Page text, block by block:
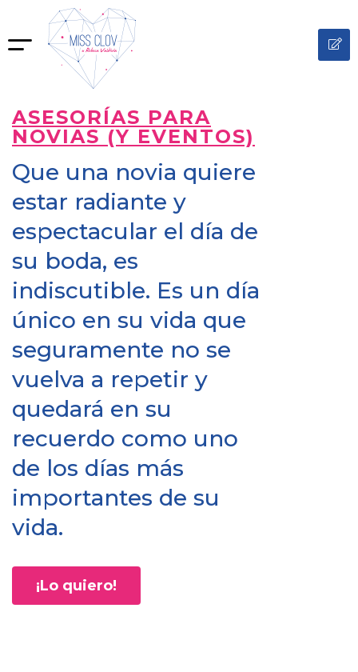
ASESORÍAS PARA
NOVIAS (Y EVENTOS)
Que una novia quiere
estar radiante y
espectacular el día de
su boda, es
indiscutible. Es un día
único en su vida que
seguramente no se
vuelva a repetir y
quedará en su
recuerdo como uno
de los días más
importantes de su
vida.
¡Lo quiero!